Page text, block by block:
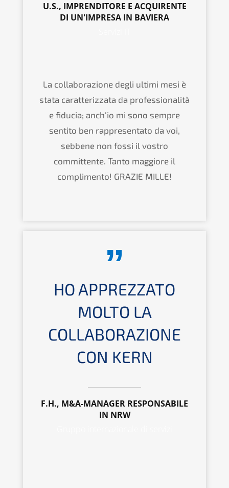
U.S., IMPRENDITORE E ACQUIRENTE
DI UN'IMPRESA IN BAVIERA
La collaborazione degli ultimi mesi è
stata caratterizzata da professionalità
e fiducia; anch'io mi sono sempre
sentito ben rappresentato da voi,
sebbene non fossi il vostro
committente. Tanto maggiore il
complimento! GRAZIE MILLE!
HO APPREZZATO
MOLTO LA
COLLABORAZIONE
CON KERN
F.H., M&A-MANAGER RESPONSABILE
IN NRW